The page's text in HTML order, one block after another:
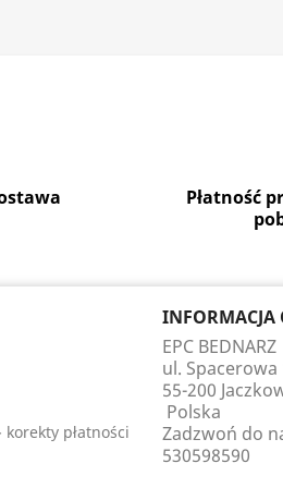
Płatność
płatności
INFORMACJA
EPC BEDNARZ
ul. Spacerowa
55-200
Polska
Zadzwoń do
530598590